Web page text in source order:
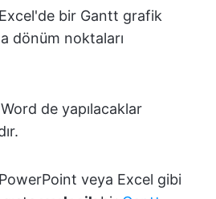
bir Gantt grafik
dönüm noktaları
de yapılacaklar
veya Excel gibi